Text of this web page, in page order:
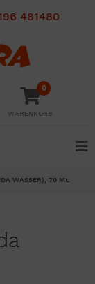
481480
0
WARENKORB
WASSER), 70 ML